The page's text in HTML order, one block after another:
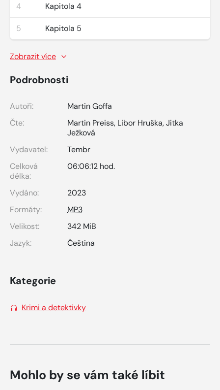
4 Kapitola 4
5 Kapitola 5
Zobrazit více
Podrobnosti
Autoři:
Martin Goffa
Čte:
Martin Preiss, Libor Hruška,Jitka
Ježková
Vydavatel:
Tembr
Celková
délka:
06:06:12 hod.
Vydáno:
2023
Formáty:
MP3
Velikost:
342 MiB
Jazyk:
Čeština
Kategorie
Krimi a detektivky
Mohlo by se vám také líbit